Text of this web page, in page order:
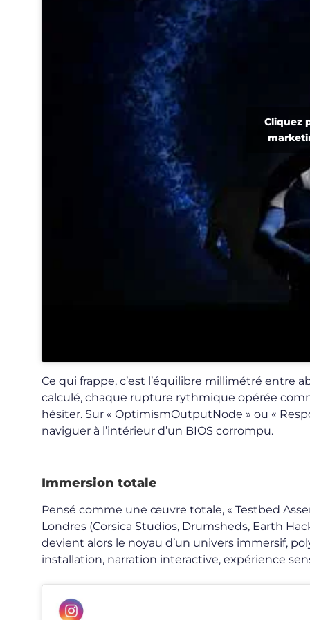
Cliquez
Ce qui frappe, c’est l’équilibre millimétré
calculé, chaque rupture rythmique opérée
hésiter. Sur « OptimismOutputNode » ou «
naviguer à l’intérieur d’un BIOS corrompu.
Immersion totale
Pensé comme une œuvre totale, « Testbed
Londres (Corsica Studios, Drumsheds, Earth
devient alors le noyau d’un univers immersif,
installation, narration interactive, expérience